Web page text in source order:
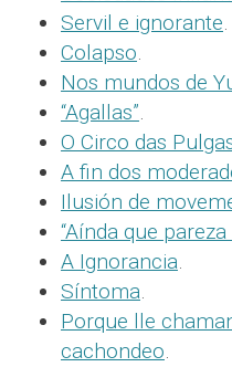
Servil e ignorante.
Colapso.
Nos mundos de
“Agallas”.
O Circo das
A fin dos
Ilusión de
“Aínda que
A Ignorancia.
Síntoma.
Porque lle
cachondeo.